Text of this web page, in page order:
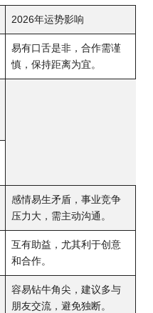
2026年运势影响
易有口舌是非，合作需谨
慎，保持距离为宜。
感情易生矛盾，事业竞争
压力大，需主动沟通。
互有助益，尤其利于创意
和合作。
容易钻牛角尖，建议多与
朋友交流，避免独断。